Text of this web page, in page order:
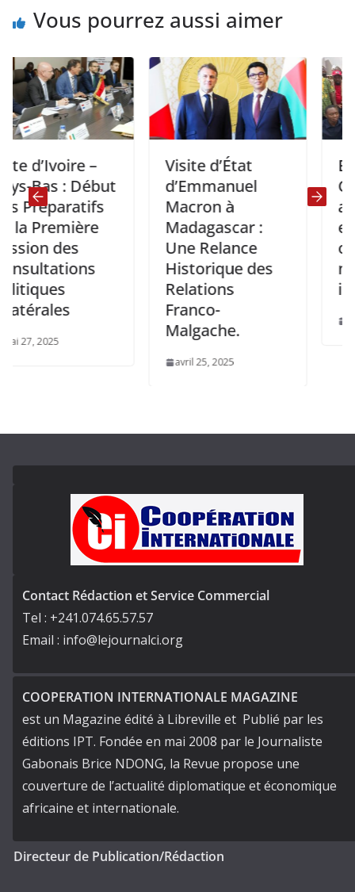
Vous pourrez aussi aimer
–
: Début
des
Visite d’État
d’Emmanuel
Macron à
Madagascar :
Une Relance
Historique des
Relations
Franco-
Malgache.
avril 25, 2025
aux
entre
Contact Rédaction et Service Commercial
Tel : +241.074.65.57.57
Email : info@lejournalci.org
COOPERATION INTERNATIONALE MAGAZINE
est un Magazine édité à Libreville et Publié par les
éditions IPT. Fondée en mai 2008 par le Journaliste
Gabonais Brice NDONG, la Revue propose une
couverture de l’actualité diplomatique et économique
africaine et internationale.
Directeur de Publication/Rédaction